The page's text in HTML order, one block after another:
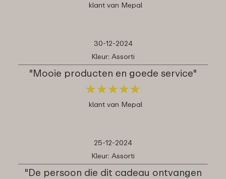
klant van Mepal
30-12-2024
Kleur: Assorti
"Mooie producten en goede service"
★★★★★
★★★★★
klant van Mepal
25-12-2024
Kleur: Assorti
"De persoon die dit cadeau ontvangen